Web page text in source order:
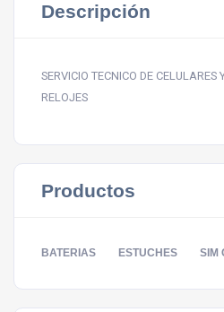
Descripción
SERVICIO TECNICO DE CELULARES
RELOJES
Productos
BATERIAS ESTUCHES SIM